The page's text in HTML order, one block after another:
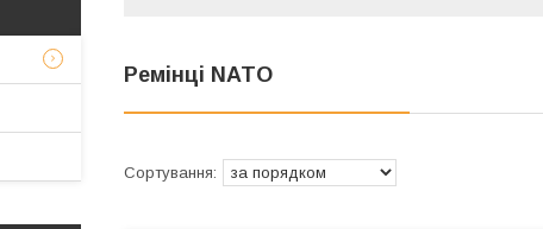
Ремінці NATO